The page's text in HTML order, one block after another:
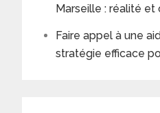
Marseille : réalité et
Faire appel à une
stratégie efficace